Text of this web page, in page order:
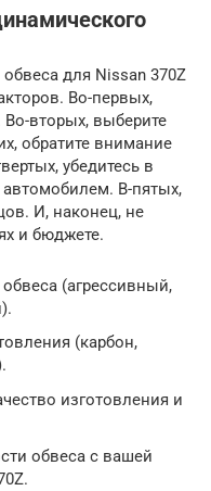
для Nissan 370Z
Во-первых,
вторых, выберите
обратите внимание
убедитесь в
В-пятых,
И, наконец, не
и бюджете.
(агрессивный,
(карбон,
изготовления и
обвеса с вашей